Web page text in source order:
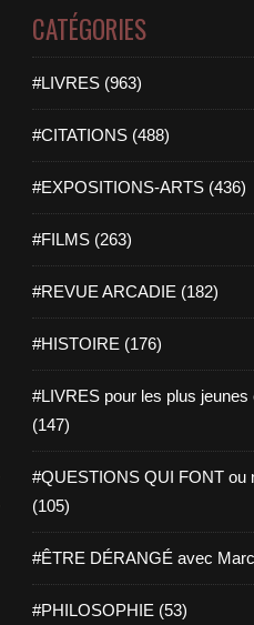
CATÉGORIES
#LIVRES (963)
#CITATIONS (488)
#EXPOSITIONS-ARTS (436)
#FILMS (263)
#REVUE ARCADIE (182)
#HISTOIRE (176)
#LIVRES pour les plus jeunes
(147)
#QUESTIONS QUI FONT ou
(105)
#ÊTRE DÉRANGÉ avec
#PHILOSOPHIE (53)